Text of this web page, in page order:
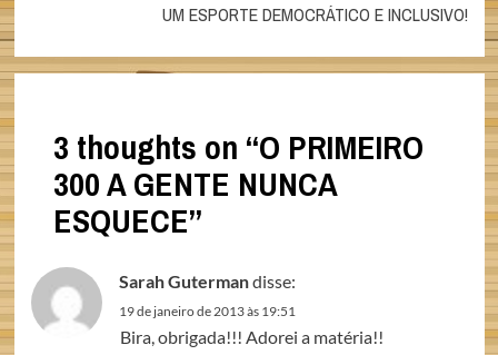
UM ESPORTE DEMOCRÁTICO E INCLUSIVO!
3 thoughts on “O PRIMEIRO
300 A GENTE NUNCA
ESQUECE”
Sarah Gutermandisse:
19 de janeiro de 2013 às 19:51
Bira, obrigada!!! Adorei a matéria!!